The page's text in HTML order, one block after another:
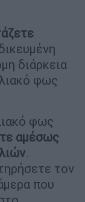
διάρκεια
φως
φως
αμέσως
.
τον
που